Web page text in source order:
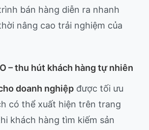
bán hàng diễn ra nhanh
nâng cao trải nghiệm của
– thu hút khách hàng tự nhiên
doanh nghiệp được tối ưu
có thể xuất hiện trên trang
khách hàng tìm kiếm sản